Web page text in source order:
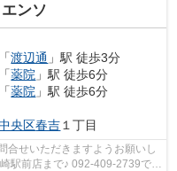
ンソ
「渡辺通 」駅 徒歩3分
「薬院 」駅 徒歩6分
「薬院 」駅 徒歩6分
央区春吉 １丁目
合せいただきますようお願いし
駅前店まで♪ 092-409-2739で